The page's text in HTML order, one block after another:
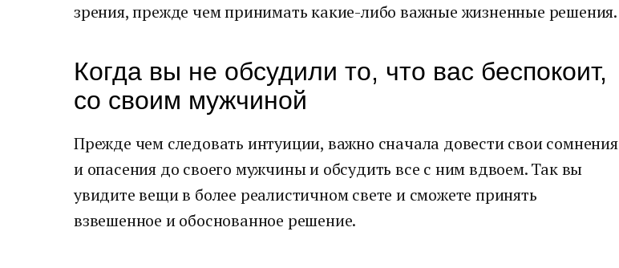
зрения, прежде чем принимать какие-либо важные жизненные решения.
Когда вы не обсудили то, что вас беспокоит,
со своим мужчиной
Прежде чем следовать интуиции, важно сначала довести свои сомнения
и опасения до своего мужчины и обсудить все с ним вдвоем. Так вы
увидите вещи в более реалистичном свете и сможете принять
взвешенное и обоснованное решение.